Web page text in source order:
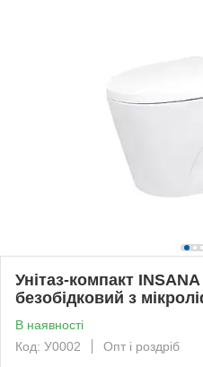
Унітаз-компакт
безобідковий з
В наявності
Код: У0002
Опт і роздріб